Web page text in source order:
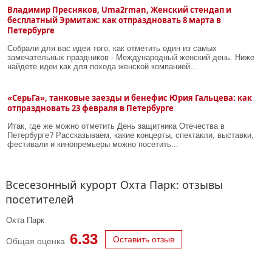
Владимир Пресняков, Uma2rman, Женский стендап и
бесплатный Эрмитаж: как отпраздновать 8 марта в
Петербурге
Собрали для вас идеи того, как отметить один из самых
замечательных праздников - Международный женский день. Ниже
найдете идеи как для похода женской компанией...
«СерьГа», танковые заезды и бенефис Юрия Гальцева: как
отпраздновать 23 февраля в Петербурге
Итак, где же можно отметить День защитника Отечества в
Петербурге? Рассказываем, какие концерты, спектакли, выставки,
фестивали и кинопремьеры можно посетить...
Всесезонный курорт Охта Парк: отзывы
посетителей
Охта Парк
Общая оценка 6.33 Оставить отзыв